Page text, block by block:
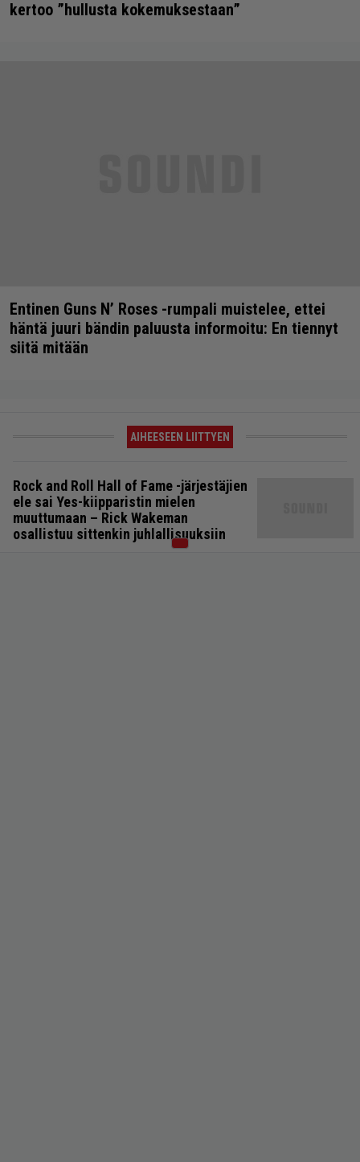
kertoo ”hullusta kokemuksestaan”
Entinen Guns N’ Roses -rumpali muistelee, ettei
häntä juuri bändin paluusta informoitu: En tiennyt
siitä mitään
AIHEESEEN LIITTYEN
Rock and Roll Hall of Fame -järjestäjien
ele sai Yes-kiipparistin mielen
muuttumaan – Rick Wakeman
osallistuu sittenkin juhlallisuuksiin